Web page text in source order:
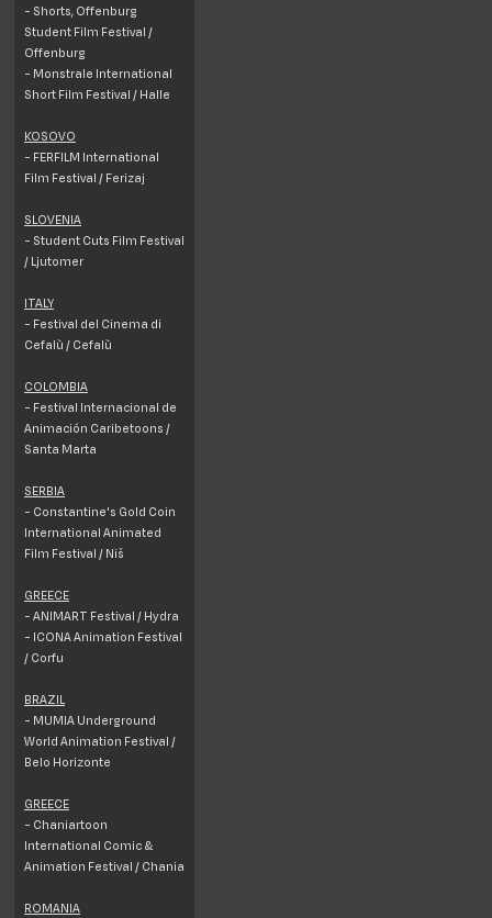
- Shorts, Offenburg
Student Film Festival /
Offenburg
- Monstrale International
Short Film Festival / Halle
KOSOVO
- FERFILM International
Film Festival / Ferizaj
SLOVENIA
- Student Cuts Film Festival
/ Ljutomer
ITALY
- Festival del Cinema di
Cefalù / Cefalù
COLOMBIA
- Festival Internacional de
Animación Caribetoons /
Santa Marta
SERBIA
- Constantine's Gold Coin
International Animated
Film Festival / Niš
GREECE
- ANIMART Festival / Hydra
- ICONA Animation Festival
/ Corfu
BRAZIL
- MUMIA Underground
World Animation Festival /
Belo Horizonte
GREECE
- Chaniartoon
International Comic &
Animation Festival / Chania
ROMANIA